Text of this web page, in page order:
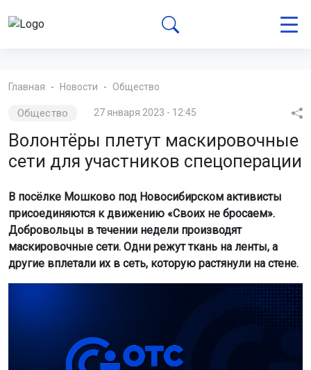
Главная Новости Общество
Общество 27 января 2023 - 12:45
Волонтёры плетут маскировочные
сети для участников спецоперации
В посёлке Мошково под Новосибирском активисты
присоединяются к движению «Своих не бросаем».
Добровольцы в течении недели производят
маскировочные сети. Одни режут ткань на ленты, а
другие вплетали их в сеть, которую растянули на стене.